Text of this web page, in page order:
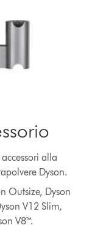
alla
Dyson.
Outsize, Dyson
V12 Slim,
V8™.